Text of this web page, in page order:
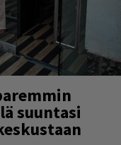
suuntasi